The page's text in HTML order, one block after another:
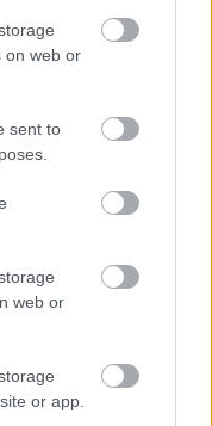
on web or
sent to
web or
or app.
tapicskol?
imádni
mezőnyt: